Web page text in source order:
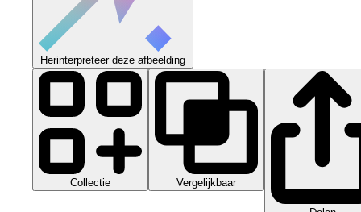
Herinterpreteer deze afbeelding
Collectie Vergelijkbaar